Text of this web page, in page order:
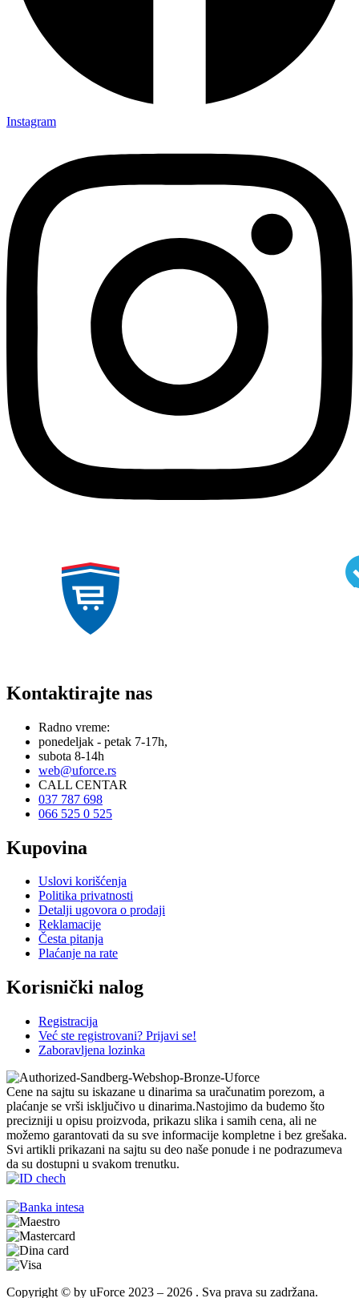
Instagram
Kontaktirajte nas
Radno vreme:
ponedeljak - petak 7-17h,
subota 8-14h
web@uforce.rs
CALL CENTAR
037 787 698
066 525 0 525
Kupovina
Uslovi korišćenja
Politika privatnosti
Detalji ugovora o prodaji
Reklamacije
Česta pitanja
Plaćanje na rate
Korisnički nalog
Registracija
Već ste registrovani? Prijavi se!
Zaboravljena lozinka
Cene na sajtu su iskazane u dinarima sa uračunatim porezom, a
plaćanje se vrši isključivo u dinarima.Nastojimo da budemo što
precizniji u opisu proizvoda, prikazu slika i samih cena, ali ne
možemo garantovati da su sve informacije kompletne i bez grešaka.
Svi artikli prikazani na sajtu su deo naše ponude i ne podrazumeva
da su dostupni u svakom trenutku.
Copyright © by uForce 2023 – 2026 . Sva prava su zadržana.